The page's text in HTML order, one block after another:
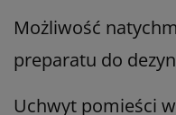
Możliwość
preparatu do
Uchwyt pomieści